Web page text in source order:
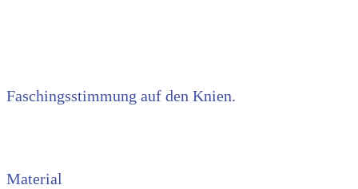
Faschingsstimmung auf den Knien.
Material